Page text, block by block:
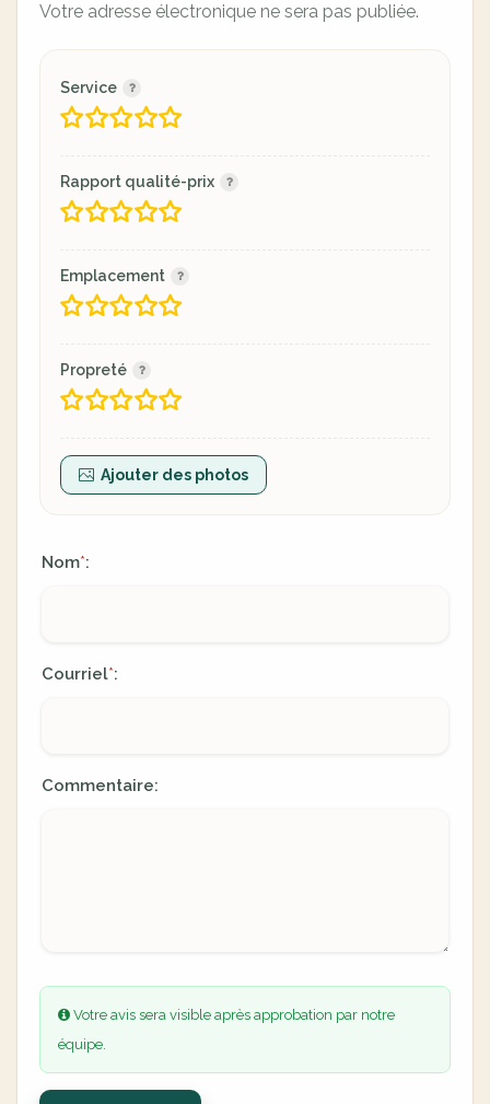
Votre adresse électronique ne sera pas publiée.
Service
Rapport qualité-prix
Emplacement
Propreté
Ajouter des photos
Nom*:
Courriel*:
Commentaire:
Votre avis sera visible après approbation par notre
équipe.